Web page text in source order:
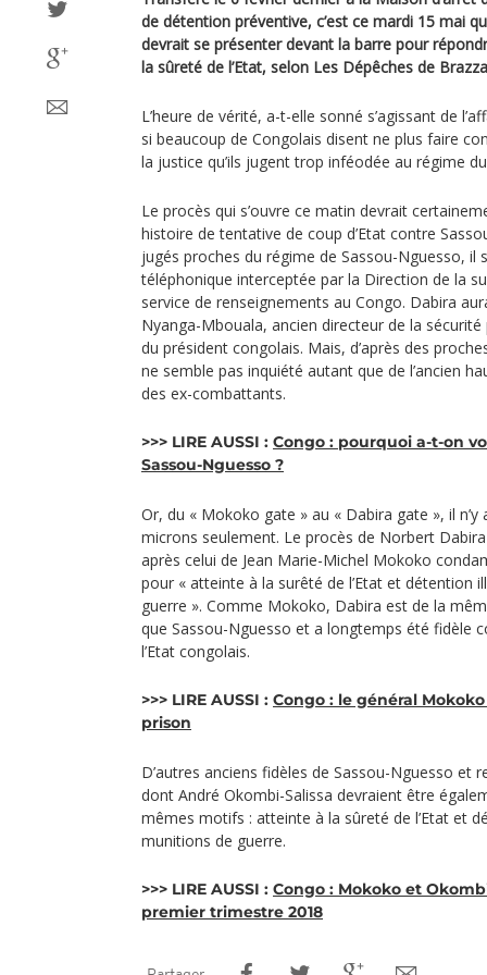
de détention préventive, c’est ce mardi 15 mai
devrait se présenter devant la barre pour
la sûreté de l’Etat, selon Les Dépêches de
L’heure de vérité, a-t-elle sonné s’agissant de
si beaucoup de Congolais disent ne plus faire
la justice qu’ils jugent trop inféodée au régime
Le procès qui s’ouvre ce matin devrait
histoire de tentative de coup d’Etat contre
jugés proches du régime de Sassou-Nguesso, il
téléphonique interceptée par la Direction de la
service de renseignements au Congo. Dabira
Nyanga-Mbouala, ancien directeur de la sécurité
du président congolais. Mais, d’après des
ne semble pas inquiété autant que de l’ancien
des ex-combattants.
>>> LIRE AUSSI : Congo : pourquoi a-t-on
Sassou-Nguesso ?
Or, du « Mokoko gate » au « Dabira gate », il n’y
microns seulement. Le procès de Norbert
après celui de Jean Marie-Michel Mokoko
pour « atteinte à la surêté de l’Etat et détention
guerre ». Comme Mokoko, Dabira est de la
que Sassou-Nguesso et a longtemps été fidèle
l’Etat congolais.
>>> LIRE AUSSI : Congo : le général
prison
D’autres anciens fidèles de Sassou-Nguesso et
dont André Okombi-Salissa devraient être
mêmes motifs : atteinte à la sûreté de l’Etat et
munitions de guerre.
>>> LIRE AUSSI : Congo : Mokoko et
premier trimestre 2018